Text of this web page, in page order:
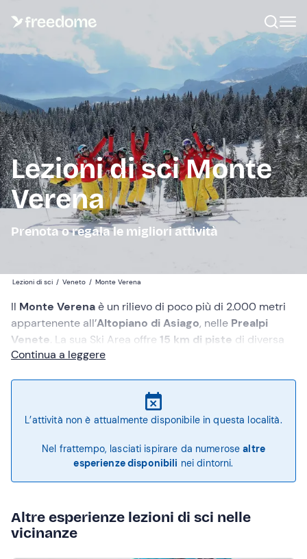
Lezioni di sci Monte
Verena
Prenota o regala le migliori attività
Lezioni di sci / Veneto / Monte Verena
Il Monte Verenaè un rilievo di poco più di 2.000 metri
appartenente all’Altopiano di Asiago, nelle Prealpi
Venete . La sua Ski Area offre 15 km di piste di diversa
lunghezza e difficoltà, servite da
Chi è interessato a prendere lezioni di sci sul Monte
può rivolgersi alle scuole della zona che offrono
corsi collettivi omastri privatipronti a soddisfare
Continua a leggere
L’attività non è attualmente disponibile in questa località.
Nel frattempo, lasciati ispirare da numerosealtre
esperienze disponibili nei dintorni.
Altre esperienze lezioni di sci nelle
vicinanze